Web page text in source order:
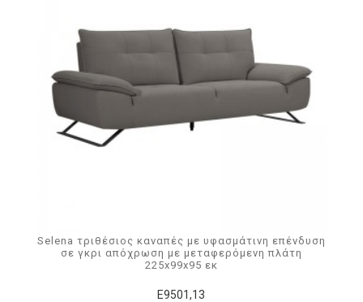
Ε9501,13
Selena τριθέσιος καναπές με υφασμάτινη επένδυση
σε γκρι απόχρωση με μεταφερόμενη πλάτη
225x99x95 εκ